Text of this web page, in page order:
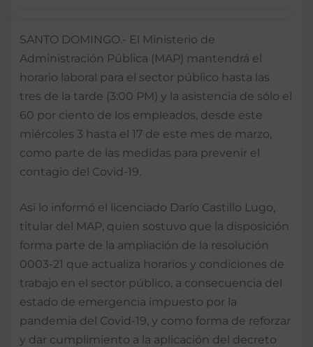
SANTO DOMINGO.- El Ministerio de
Administración Pública (MAP) mantendrá el
horario laboral para el sector público hasta las
tres de la tarde (3:00 PM) y la asistencia de sólo el
60 por ciento de los empleados, desde este
miércoles 3 hasta el 17 de este mes de marzo,
como parte de las medidas para prevenir el
contagio del Covid-19.
Así lo informó el licenciado Darío Castillo Lugo,
titular del MAP, quien sostuvo que la disposición
forma parte de la ampliación de la resolución
0003-21 que actualiza horarios y condiciones de
trabajo en el sector público, a consecuencia del
estado de emergencia impuesto por la
pandemia del Covid-19, y como forma de reforzar
y dar cumplimiento a la aplicación del decreto